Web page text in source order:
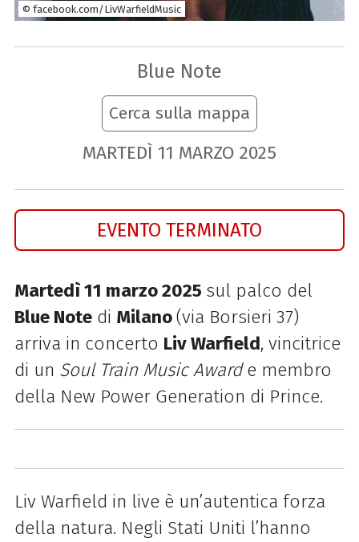
© facebook.com/LivWarfieldMusic
Blue Note
Cerca sulla mappa
MARTEDÌ 11 MARZO 2025
EVENTO TERMINATO
Martedì 11 marzo 2025 sul palco del
Blue Notedi Milano(via Borsieri 37)
arriva in concerto Liv Warfield, vincitrice
di un Soul Train Music Awarde membro
della New Power Generation di Prince.
Liv Warfield in live è un’autentica forza
della natura. Negli Stati Uniti l’hanno